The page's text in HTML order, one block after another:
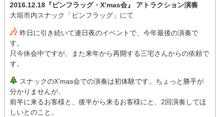
2016.12.18『ピンフラッグ・X’mas会』 アトラクション演奏
大垣市内スナック「ピンフラッグ」にて
昨日に引き続いて連日夜のイベントで、今年最後の演奏で
す。
只今休会中ですが、また来年から再開する三宅さんからの依頼で
す。
スナックのX’mas会での演奏は初体験です。ちょっと勝手が
分かりませんが、
前半に来るお客様と、後半から来るお客様にと、2回演奏してほ
しいとのこと。